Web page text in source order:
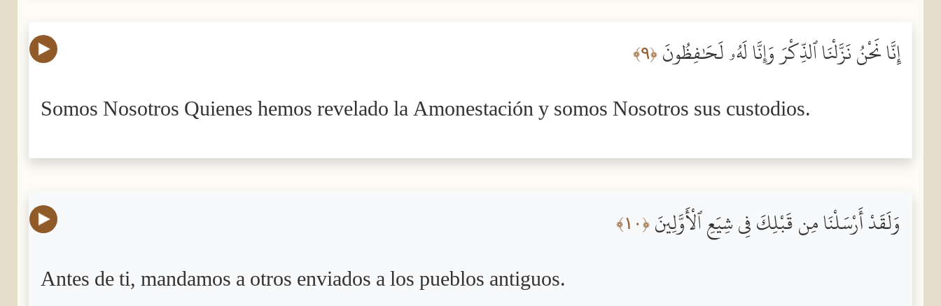
إِنَّا نَحْنُ نَزَّلْنَا ٱلذِّكْرَ وَإِنَّا لَهُۥ لَحَٰفِظُونَ﴿٩﴾
Somos Nosotros Quienes hemos revelado la Amonestación y somos Nosotros sus custodios.
وَلَقَدْ أَرْسَلْنَا مِن قَبْلِكَ فِى شِيَعِ ٱلْأَوَّلِينَ﴿١٠﴾
Antes de ti, mandamos a otros enviados a los pueblos antiguos.